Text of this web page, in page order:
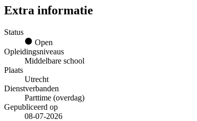
Extra informatie
Status
Open
Opleidingsniveaus
Middelbare school
Plaats
Utrecht
Dienstverbanden
Parttime (overdag)
Gepubliceerd op
08-07-2026